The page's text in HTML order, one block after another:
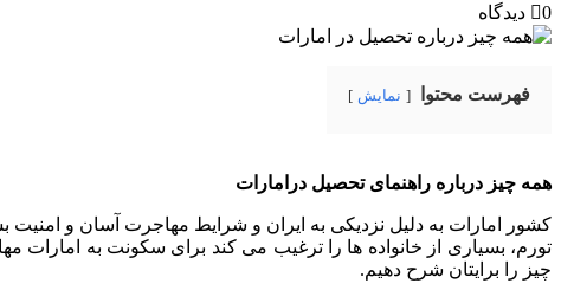
0 دیدگاه
فهرست محتوا نمایش
همه چیز درباره راهنمای تحصیل درامارات
کشور امارات به دلیل نزدیکی به ایران و شرایط مهاجرت آسان و امنیت
تورم، بسیاری از خانواده ها را ترغیب می کند برای سکونت به
چیز را برایتان شرح دهیم.